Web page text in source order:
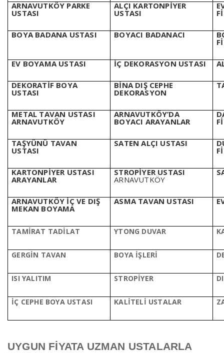
ARNAVUTKÖY PARKE
USTASI
ALÇI KARTONPİYER
USTASI
BOYA BADANA USTASI BOYACI BADANACI
EV BOYAMA USTASI İÇ DEKORASYON USTASI
DEKORATİF BOYA
USTASI
BİNA DIŞ CEPHE
DEKORASYON
METAL TAVAN USTASI
ARNAVUTKÖY
ARNAVUTKÖY’DA
BOYACI ARAYANLAR
TAŞYÜNÜ TAVAN
USTASI
SATEN ALÇI USTASI
KARTONPİYER USTASI
ARAYANLAR
STROPİYER USTASI
ARNAVUTKÖY
ARNAVUTKÖY İÇ VE DIŞ
MEKAN BOYAMA
ASMA TAVAN USTASI
TAMİRAT TADİLAT YTONG DUVAR
GERGİN TAVAN BOYA İŞLERİ
ISI YALITIM STROPİYER
İÇ CEPHE BOYA USTASI KALİTELİ USTALAR
UYGUN FİYATA UZMAN USTALARLA